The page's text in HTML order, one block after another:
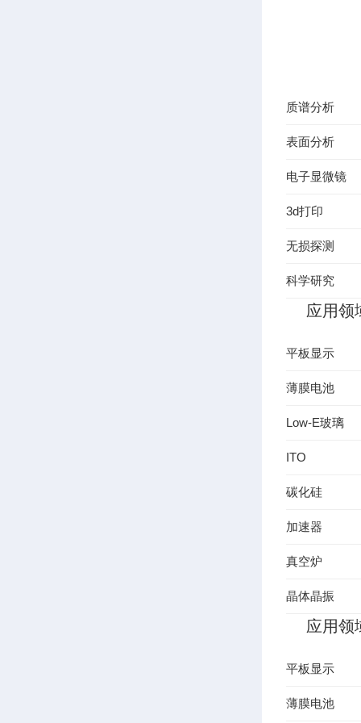
质谱分析
表面分析
电子显微镜
3d打印
无损探测
科学研究
应用领
平板显示
薄膜电池
Low-E玻璃
ITO
碳化硅
加速器
真空炉
晶体晶振
应用领
平板显示
薄膜电池